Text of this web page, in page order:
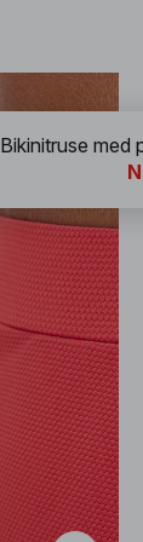
Bikinitruse med